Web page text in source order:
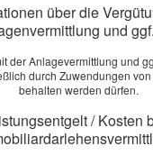
Zimmermanns. Top
persönlicher
nur noch über
Sie noch lange
über die
und
der Anlagevermittlung und
durch Zuwendungen
behalten werden dürfen.
/ Kosten